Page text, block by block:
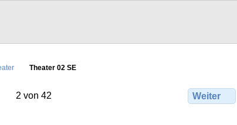
Theater 02 SE
2 von 42 Weiter